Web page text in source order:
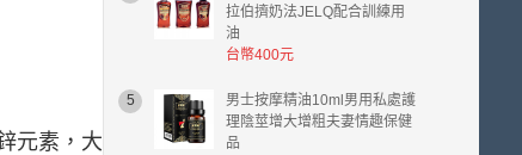
元素，大
拉伯擠奶法JELQ配合訓練用
油
台幣400元
5
男士按摩精油10ml男用私處護
理陰莖增大增粗夫妻情趣保健
品